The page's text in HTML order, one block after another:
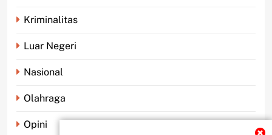
Kriminalitas
Luar Negeri
Nasional
Olahraga
Opini